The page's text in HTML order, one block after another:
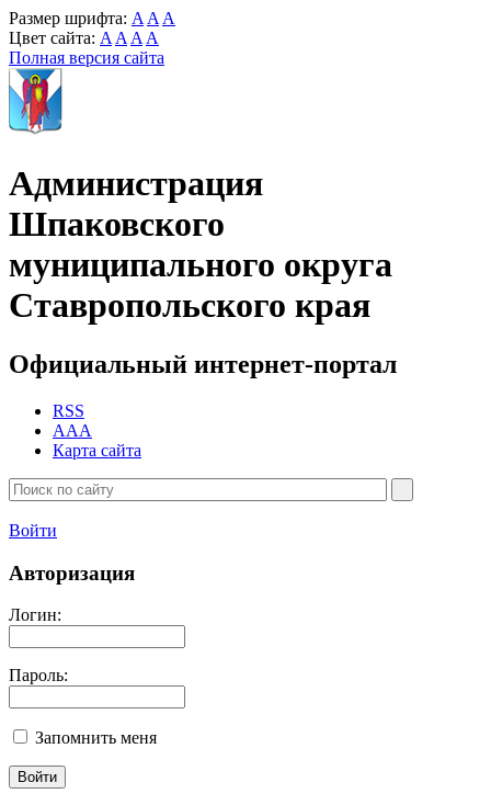
Размер шрифта: A A A
Цвет сайта: A A A A
Полная версия сайта
Администрация
Шпаковского
муниципального округа
Ставропольского края
Официальный интернет-портал
RSS
AAA
Карта сайта
Войти
Авторизация
Логин:
Пароль:
Запомнить меня